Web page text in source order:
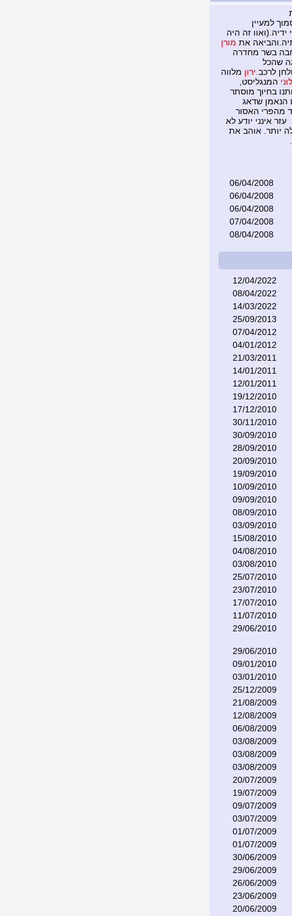
למעיין
זה היה
את מורן
בשר מחדרה
שהכל
לרכב .ירון מלווה
המנגליסט,
בחיוך מוסתר
הנאמן שדאג
מהפרי האסור
אינני יודע לא
יותר. אוהב את
06/04/2008
06/04/2008
06/04/2008
07/04/2008
08/04/2008
12/04/2022
08/04/2022
14/03/2022
25/09/2013
07/04/2012
04/01/2012
21/03/2011
14/01/2011
12/01/2011
19/12/2010
17/12/2010
30/11/2010
30/09/2010
28/09/2010
20/09/2010
19/09/2010
10/09/2010
09/09/2010
08/09/2010
03/09/2010
15/08/2010
04/08/2010
03/08/2010
25/07/2010
23/07/2010
17/07/2010
11/07/2010
29/06/2010
29/06/2010
09/01/2010
03/01/2010
25/12/2009
21/08/2009
12/08/2009
06/08/2009
03/08/2009
03/08/2009
03/08/2009
20/07/2009
19/07/2009
09/07/2009
03/07/2009
01/07/2009
01/07/2009
30/06/2009
29/06/2009
26/06/2009
23/06/2009
20/06/2009